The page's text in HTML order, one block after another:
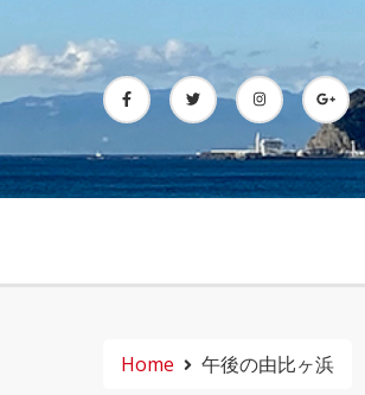
to
content
Home 午後の由比ヶ浜